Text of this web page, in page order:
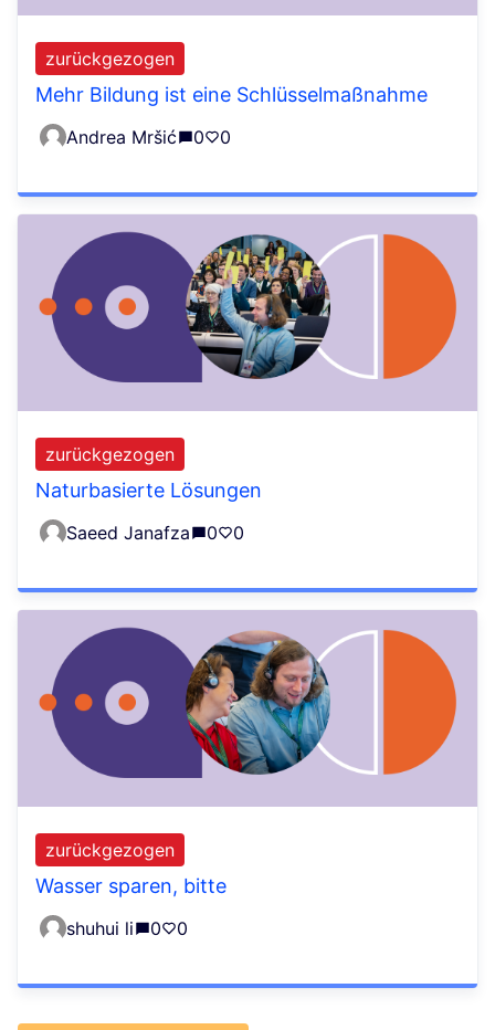
Mehr Bildung ist eine Schlüsselmaßnahme
zurückgezogen
Andrea Mršić 0 0
Naturbasierte Lösungen
zurückgezogen
Saeed Janafza 0 0
Wasser sparen, bitte
zurückgezogen
shuhui li 0 0